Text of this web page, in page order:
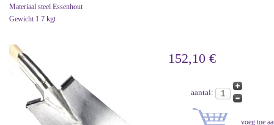
Materiaal steel Essenhout
Gewicht 1.7 kgt
152,10 €
aantal: